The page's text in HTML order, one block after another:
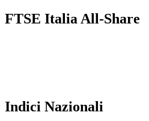
FTSE Italia All-Share
Indici Nazionali